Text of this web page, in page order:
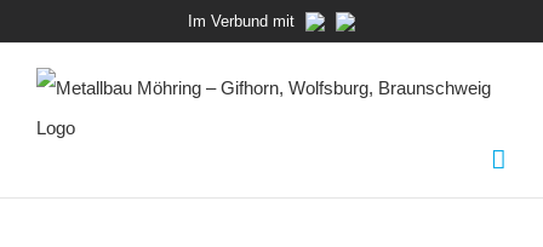
springen
Im Verbund mit